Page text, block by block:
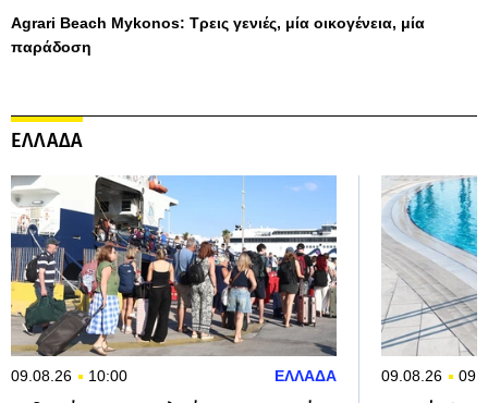
Agrari Beach Mykonos: Τρεις γενιές, μία οικογένεια, μία
παράδοση
ΕΛΛΑΔΑ
09.08.26 10:00 ΕΛΛΑΔΑ 09.08.26